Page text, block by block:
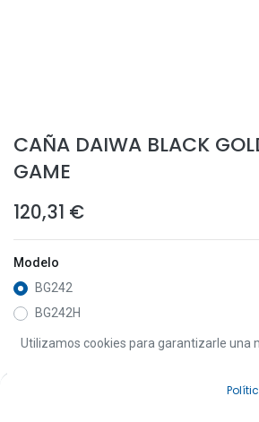
CAÑA DAIWA BLACK
GAME
120,31 €
Modelo
BG242
BG242H
Añadir a la
Utilizamos cookies para garantizarle una